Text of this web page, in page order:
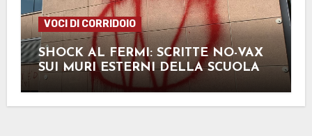
VOCI DI CORRIDOIO
SHOCK AL FERMI: SCRITTE NO-VAX
SUI MURI ESTERNI DELLA SCUOLA